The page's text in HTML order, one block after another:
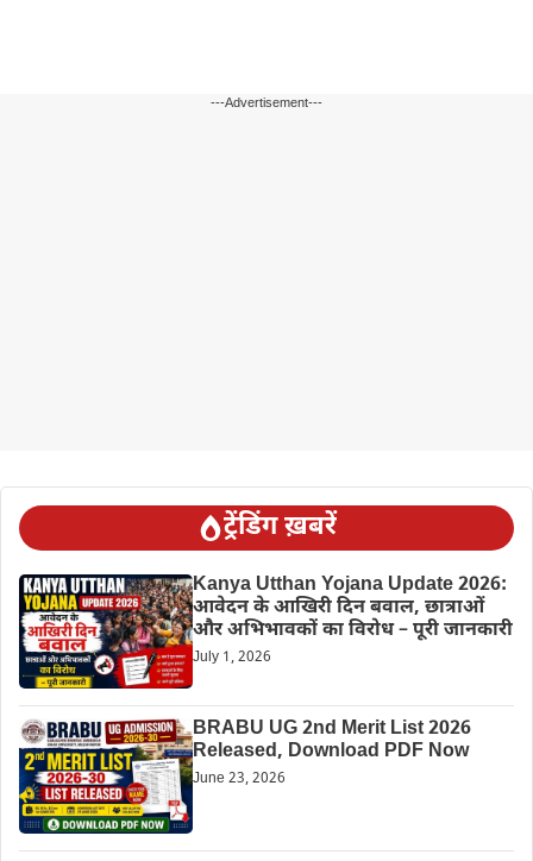
---Advertisement---
ट्रेंडिंग ख़बरें
Kanya Utthan Yojana Update 2026:
आवेदन के आखिरी दिन बवाल, छात्राओं
और अभिभावकों का विरोध – पूरी जानकारी
July 1, 2026
BRABU UG 2nd Merit List 2026
Released, Download PDF Now
June 23, 2026